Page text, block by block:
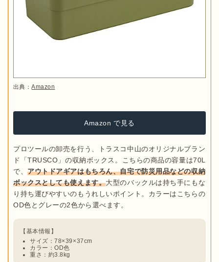
出典：Amazon
Amazon で見る
プロツールの卸売を行う、トラスコ中山のオリジナルブラン
ド「TRUSCO」の収納ボックス。こちらの商品の容量は70L
で、アウトドアギアはもちろん、自宅で防災用品などの収納
ボックスとしても使えます。大型のバックルは持ち手にもな
り持ち運びやすいのもうれしいポイント。カラーはこちらの
サイズ：78×39×37cm
カラー：‎OD色
重さ：約3.8kg